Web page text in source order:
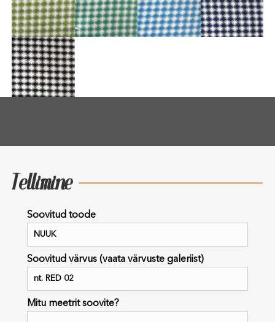
Tellimine
Soovitud toode
Soovitud värvus (vaata värvuste galeriist)
Mitu meetrit soovite?